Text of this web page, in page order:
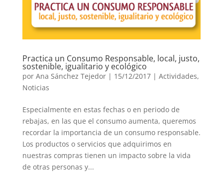
Practica un Consumo Responsable, local, justo,
sostenible, igualitario y ecológico
por Ana Sánchez Tejedor| 15/12/2017 | Actividades,
Noticias
Especialmente en estas fechas o en periodo de
rebajas, en las que el consumo aumenta, queremos
recordar la importancia de un consumo responsable.
Los productos o servicios que adquirimos en
nuestras compras tienen un impacto sobre la vida
de otras personas y...